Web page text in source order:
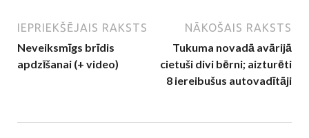
IEPRIEKŠĒJAIS RAKSTS
Neveiksmīgs brīdis
apdzīšanai (+ video)
NĀKOŠAIS RAKSTS
Tukuma novadā avārijā
cietuši divi bērni; aizturēti
8 iereibušus autovadītāji